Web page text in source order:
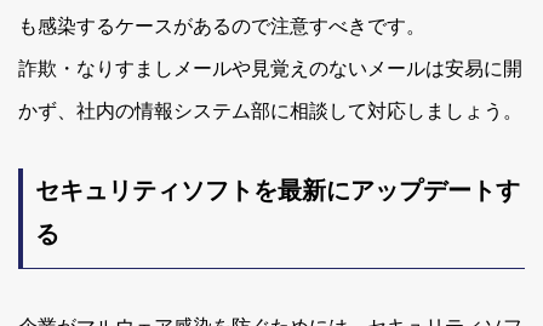
も感染するケースがあるので注意すべきです。
詐欺・なりすましメールや見覚えのないメールは安易に開
かず、社内の情報システム部に相談して対応しましょう。
セキュリティソフトを最新にアップデートす
る